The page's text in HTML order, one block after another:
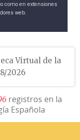
como en extensiones
web.
Virtual de la
2026
6registros en la
Española